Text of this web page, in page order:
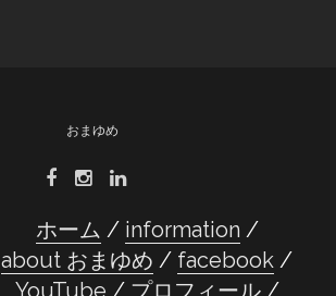
おまゆめ
ホーム
information
about おまゆめ
facebook
YouTube
プロフィール